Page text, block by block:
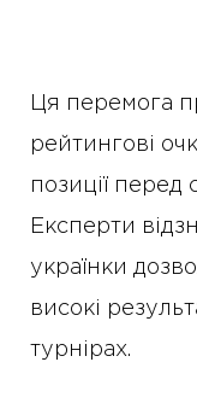
Ця перемога
рейтингові
позиції перед
Експерти
українки
високі
турнірах.